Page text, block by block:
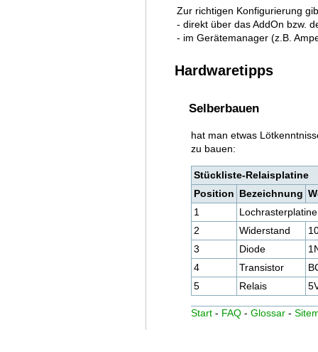
Zur richtigen Konfigurierung
- direkt über das AddOn bzw.
- im Gerätemanager (z.B.
Hardwaretipps
Selberbauen
hat man etwas
zu bauen:
Stückliste-Relaisplatine
Position Bezeichnung
1
Lochrasterplatine
2
Widerstand
3
Diode
4
Transistor
5
Relais
Start- FAQ- Glossar-